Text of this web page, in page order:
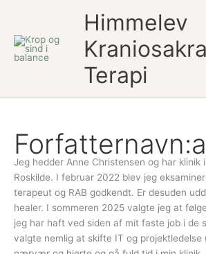
indholdet
Himmelev
Terapi
Jeg hedder Anne Christensen og har klinik
Roskilde. I februar 2022 blev jeg
terapeut og RAB godkendt. Er desuden
healer. I sommeren 2025 valgte jeg at
jeg har haft ved siden af mit faste job i de
valgte nemlig at skifte IT og